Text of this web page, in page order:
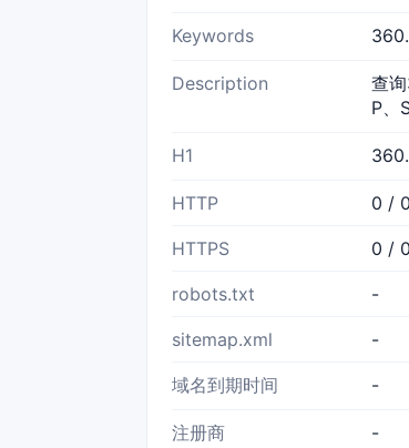
Keywords
Description
查
P、
H1
HTTP 0 /
HTTPS 0 /
robots.txt -
sitemap.xml -
域名到期时间 -
注册商 -